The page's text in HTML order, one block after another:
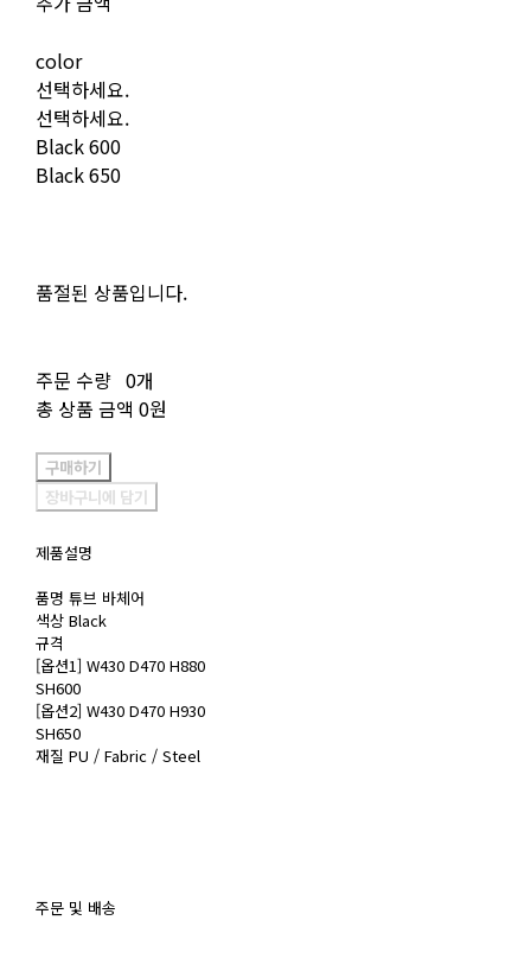
color
선택하세요.
선택하세요.
Black 600
Black 650
품절된 상품입니다.
주문 수량 0개
총 상품 금액 0원
구매하기
장바구니에 담기
제품설명
품명 튜브 바체어
색상 Black
규격
[옵션1] W430 D470 H880
SH600
[옵션2] W430 D470 H930
SH650
재질 PU / Fabric / Steel
주문 및 배송